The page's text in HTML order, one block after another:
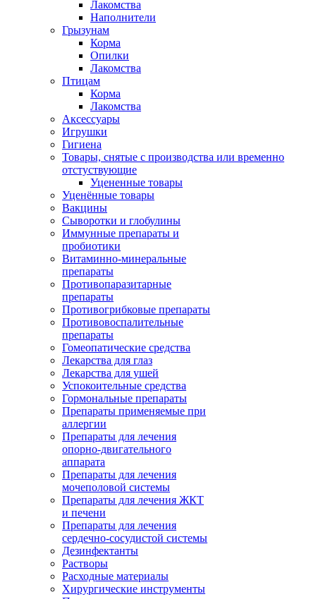
Лакомства
Наполнители
Грызунам
Корма
Опилки
Лакомства
Птицам
Корма
Лакомства
Аксессуары
Игрушки
Гигиена
Товары, снятые с производства или временно
отстуствующие
Уцененные товары
Уценённые товары
Вакцины
Сыворотки и глобулины
Иммунные препараты и
пробиотики
Витаминно-минеральные
препараты
Противопаразитарные
препараты
Противогрибковые препараты
Противовоспалительные
препараты
Гомеопатические средства
Лекарства для глаз
Лекарства для ушей
Успокоительные средства
Гормональные препараты
Препараты применяемые при
аллергии
Препараты для лечения
опорно-двигательного
аппарата
Препараты для лечения
мочеполовой системы
Препараты для лечения ЖКТ
и печени
Препараты для лечения
сердечно-сосудистой системы
Дезинфектанты
Растворы
Расходные материалы
Хирургические инструменты